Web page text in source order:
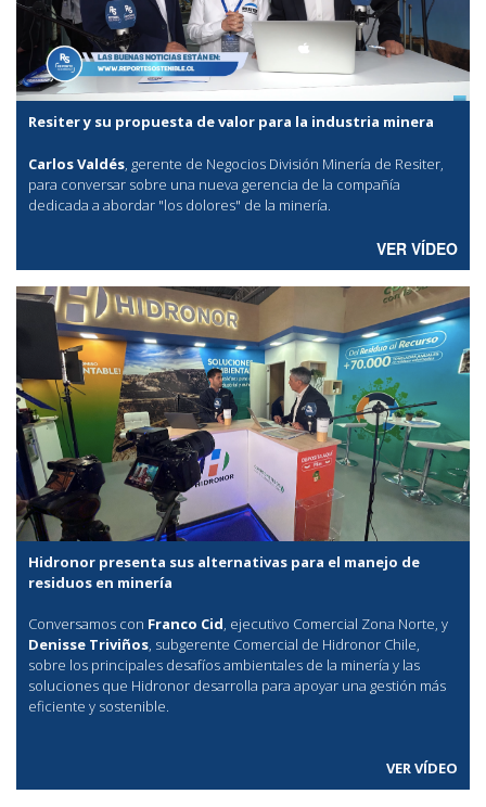
Resiter y su propuesta de valor para la industria minera
Carlos Valdés, gerente de Negocios División Minería de Resiter,
para conversar sobre una nueva gerencia de la compañía
dedicada a abordar "los dolores" de la minería.
VER VÍDEO
Hidronor presenta sus alternativas para el manejo de
residuos en minería
Conversamos con Franco Cid, ejecutivo Comercial Zona Norte, y
Denisse Triviños, subgerente Comercial de Hidronor Chile,
sobre los principales desafíos ambientales de la minería y las
soluciones que Hidronor desarrolla para apoyar una gestión más
eficiente y sostenible.
VER VÍDEO